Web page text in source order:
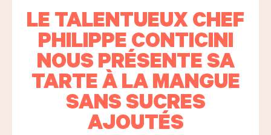
NOS BOULANGERIES
LA MAISON D'ÉRIC KAYSER
ÉVÈNEMENTS & ENTREPRISES
LE TALENTUEUX CHEF
PHILIPPE CONTICINI
NOUS PRÉSENTE SA
TARTE À LA MANGUE
SANS SUCRES
AJOUTÉS